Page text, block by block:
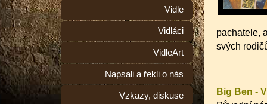
Vidle
Vidláci
VidleArt
Napsali a řekli o nás
Vzkazy, diskuse
pachatele,
svých
Big Ben -